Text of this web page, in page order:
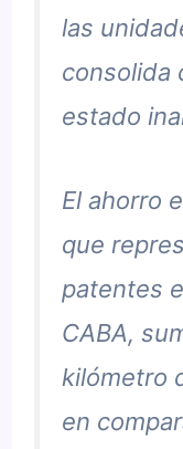
las
consolida
estado
El ahorro
que
patentes
CABA,
kilómetro
en